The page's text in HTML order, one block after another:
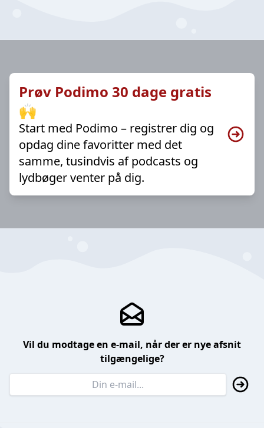
Prøv Podimo 30 dage gratis
🙌
Start med Podimo – registrer dig og
opdag dine favoritter med det
samme, tusindvis af podcasts og
lydbøger venter på dig.
Vil du modtage en e-mail, når der er nye afsnit
tilgængelige?